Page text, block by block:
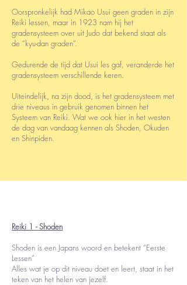
Oorspronkelijk had Mikao Usui geen graden in zijn
Reiki lessen, maar in 1923 nam hij het
gradensysteem over uit Judo dat bekend staat als
de “kyu-dan graden”.
Gedurende de tijd dat Usui les gaf, veranderde het
gradensysteem verschillende keren.
Uiteindelijk, na zijn dood, is het gradensysteem met
drie niveaus in gebruik genomen binnen het
Systeem van Reiki. Wat we ook hier in het westen
de dag van vandaag kennen als Shoden, Okuden
en Shinpiden.
Reiki 1 - Shoden
Shoden is een Japans woord en betekent “Eerste
Lessen”
Alles wat je op dit niveau doet en leert, staat in het
teken van het helen van jezelf.